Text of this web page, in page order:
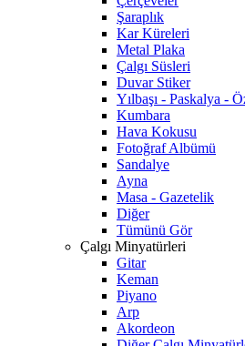
Şaraplık
Kar Küreleri
Metal Plaka
Çalgı Süsleri
Duvar Stiker
Yılbaşı - Paskalya -
Kumbara
Hava Kokusu
Fotoğraf Albümü
Sandalye
Ayna
Masa - Gazetelik
Diğer
Tümünü Gör
Çalgı Minyatürleri
Gitar
Keman
Piyano
Arp
Akordeon